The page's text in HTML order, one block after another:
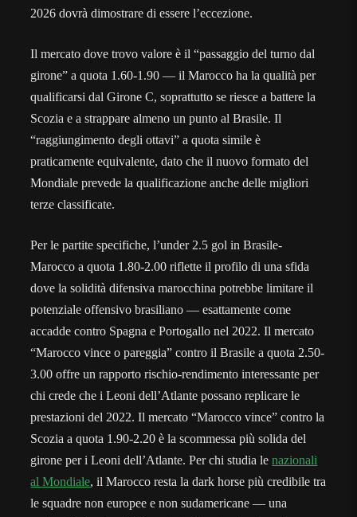
2026 dovrà dimostrare di essere l’eccezione.
Il mercato dove trovo valore è il “passaggio del turno dal
girone” a quota 1.60-1.90 — il Marocco ha la qualità per
qualificarsi dal Girone C, soprattutto se riesce a battere la
Scozia e a strappare almeno un punto al Brasile. Il
“raggiungimento degli ottavi” a quota simile è
praticamente equivalente, dato che il nuovo formato del
Mondiale prevede la qualificazione anche delle migliori
terze classificate.
Per le partite specifiche, l’under 2.5 gol in Brasile-
Marocco a quota 1.80-2.00 riflette il profilo di una sfida
dove la solidità difensiva marocchina potrebbe limitare il
potenziale offensivo brasiliano — esattamente come
accadde contro Spagna e Portogallo nel 2022. Il mercato
“Marocco vince o pareggia” contro il Brasile a quota 2.50-
3.00 offre un rapporto rischio-rendimento interessante per
chi crede che i Leoni dell’Atlante possano replicare le
prestazioni del 2022. Il mercato “Marocco vince” contro la
Scozia a quota 1.90-2.20 è la scommessa più solida del
girone per i Leoni dell’Atlante. Per chi studia lenazionali
al Mondiale, il Marocco resta la dark horse più credibile tra
le squadre non europee e non sudamericane — una